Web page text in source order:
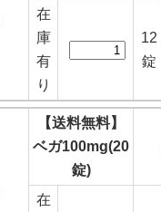
在
庫
有
り
12
錠
【送料無料】
ベガ100mg(20
錠)
在